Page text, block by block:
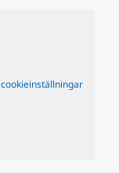
cookieinställningar